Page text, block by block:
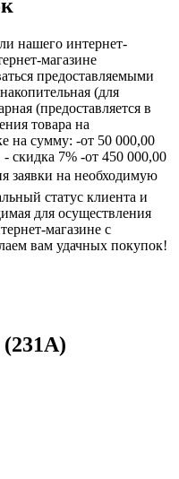
нашего интернет-
магазине
предоставляемыми
(для
(предоставляется в
товара на
на сумму: -от 50 000,00
скидка 7% -от 450 000,00
заявки на необходимую
статус клиента и
для осуществления
магазине с
вам удачных покупок!